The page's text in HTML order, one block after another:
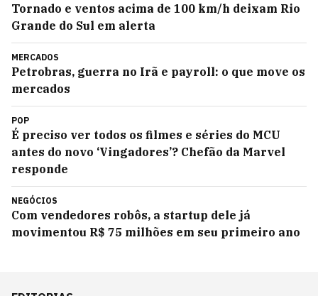
Tornado e ventos acima de 100 km/h deixam Rio
Grande do Sul em alerta
MERCADOS
Petrobras, guerra no Irã e payroll: o que move os
mercados
POP
É preciso ver todos os filmes e séries do MCU
antes do novo ‘Vingadores’? Chefão da Marvel
responde
NEGÓCIOS
Com vendedores robôs, a startup dele já
movimentou R$ 75 milhões em seu primeiro ano